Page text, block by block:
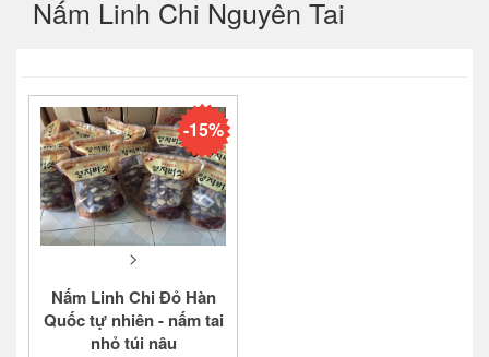
Nấm Linh Chi Nguyên Tai
>
Nấm Linh Chi Đỏ Hàn
Quốc tự nhiên - nấm tai
nhỏ túi nâu
-15%